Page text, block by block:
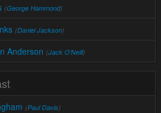
(George Hammond)
(Daniel Jackson)
Anderson (Jack O'Neill)
(Paul Davis)